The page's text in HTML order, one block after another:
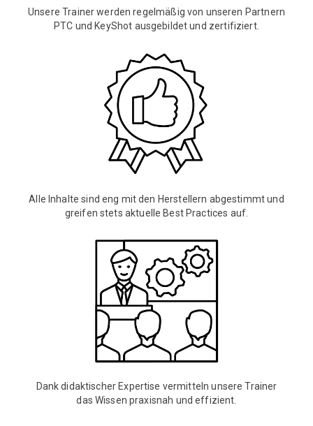
Unsere Trainer werden regelmäßig von unseren Partnern
PTC und KeyShot ausgebildet und zertifiziert.
Alle Inhalte sind eng mit den Herstellern abgestimmt und
greifen stets aktuelle Best Practices auf.
Dank didaktischer Expertise vermitteln unsere Trainer
das Wissen praxisnah und effizient.